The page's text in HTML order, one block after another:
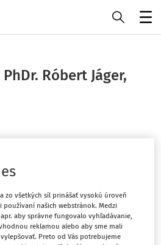
PhDr. Róbert Jáger,
1
zo všetkých síl prinášať vysokú úroveň
našich webstránok. Medzi
aby správne fungovalo vyhľadávanie,
reklamou alebo aby sme mali
Preto od Vás potrebujeme